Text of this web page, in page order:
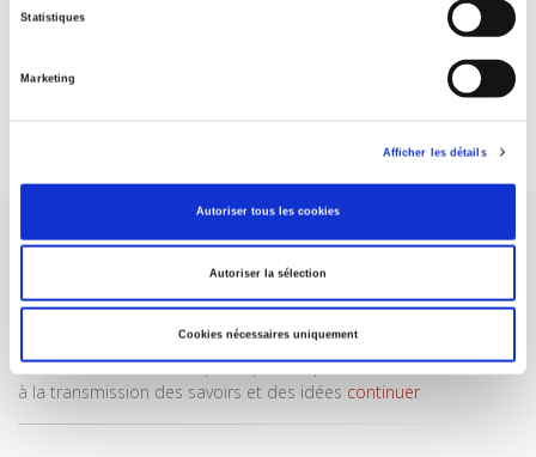
Statistiques
Marketing
Afficher les détails
Autoriser tous les cookies
Autoriser la sélection
Cookies nécessaires uniquement
ABONNEZ-VOUS À NOS
Je m’abonne
Maison d'édition dédiée aux sciences humaines et sociales, les
Presses de Sciences Po participent depuis leur création en 1976
à la transmission des savoirs et des idées continuer